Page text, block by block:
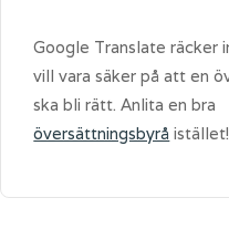
Google Translate räcker
vill vara säker på att en
ska bli rätt. Anlita en bra
översättningsbyrå istället!